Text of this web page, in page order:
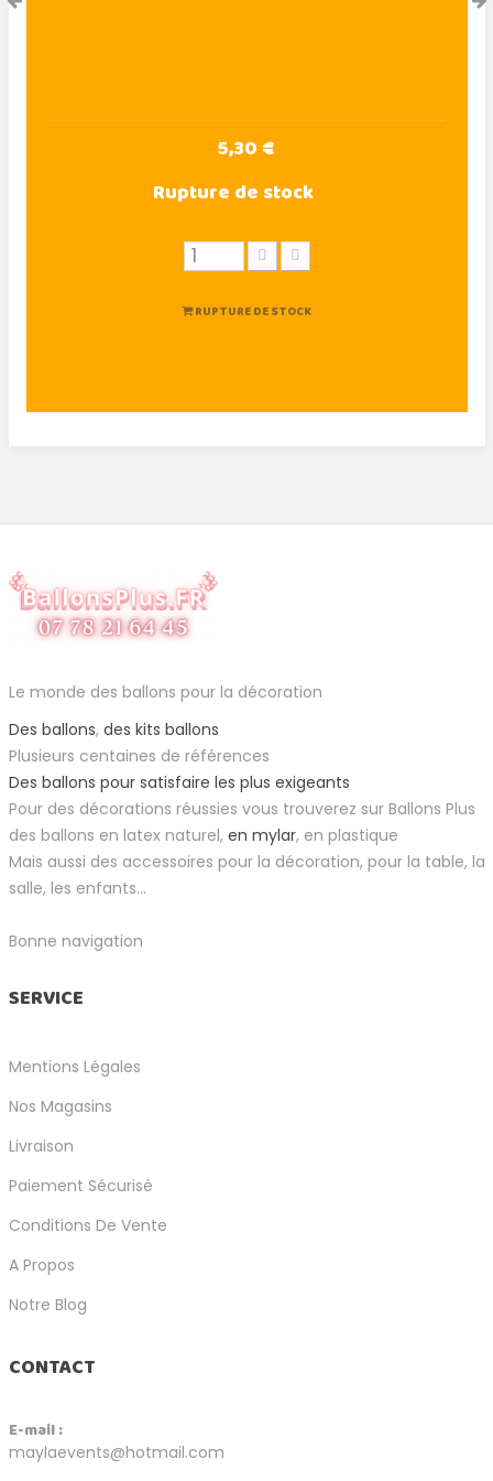
5,30 €
Rupture de stock
RUPTURE DE STOCK
Le monde des ballons pour la décoration
Des ballons, des kits ballons
Plusieurs centaines de références
Des ballons pour satisfaire les plus exigeants
Pour des décorations réussies vous trouverez sur Ballons Plus
des ballons en latex naturel, en mylar, en plastique
Mais aussi des accessoires pour la décoration, pour la table, la
salle, les enfants...
Bonne navigation
SERVICE
Mentions Légales
Nos Magasins
Livraison
Paiement Sécurisé
Conditions De Vente
A Propos
Notre Blog
CONTACT
E-mail :
maylaevents@hotmail.com